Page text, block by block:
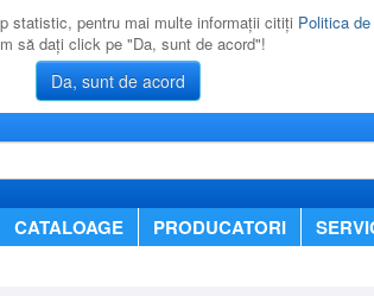
statistic, pentru mai multe informaţii citiţi Politica
să daţi click pe "Da, sunt de acord"!
Da, sunt de acord
CATALOAGE PRODUCATORI